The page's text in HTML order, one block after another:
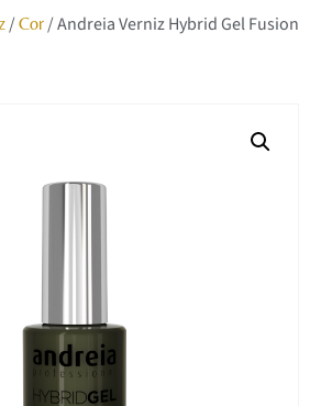
/ Cor/ Andreia Verniz Hybrid Gel Fusion